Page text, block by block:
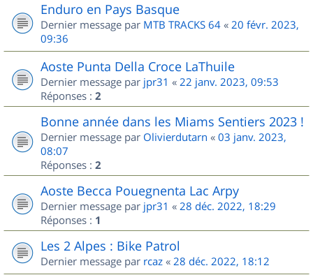
Enduro en Pays Basque
Dernier message par MTB TRACKS 64 « 20 févr. 2023,
09:36
Aoste Punta Della Croce LaThuile
Dernier message par jpr31 « 22 janv. 2023, 09:53
Réponses : 2
Bonne année dans les Miams Sentiers 2023 !
Dernier message par Olivierdutarn « 03 janv. 2023,
08:07
Réponses : 2
Aoste Becca Pouegnenta Lac Arpy
Dernier message par jpr31 « 28 déc. 2022, 18:29
Réponses : 1
Les 2 Alpes : Bike Patrol
Dernier message par rcaz « 28 déc. 2022, 18:12